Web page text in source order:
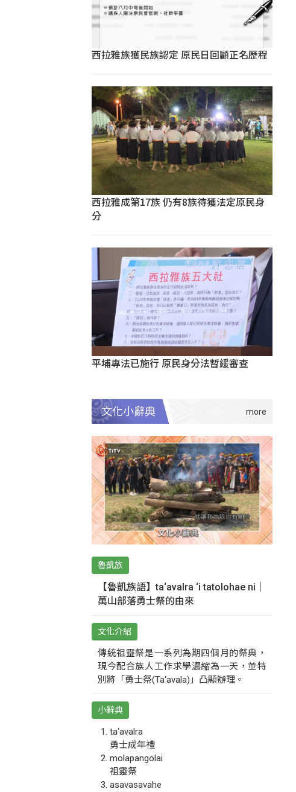
西拉雅族獲民族認定 原民日回顧正名歷程
西拉雅成第17族 仍有8族待獲法定原民身
分
平埔專法已施行 原民身分法暫緩審查
文化小辭典
魯凱族
【魯凱族語】ta‘avalra ‘i tatolohae ni｜
萬山部落勇士祭的由來
文化介紹
傳統祖靈祭是一系列為期四個月的祭典，
現今配合族人工作求學濃縮為一天，並特
別將「勇士祭(Ta‘avala)」凸顯辦理。
小辭典
ta‘avalra
勇士成年禮
molapangolai
祖靈祭
asavasavahe